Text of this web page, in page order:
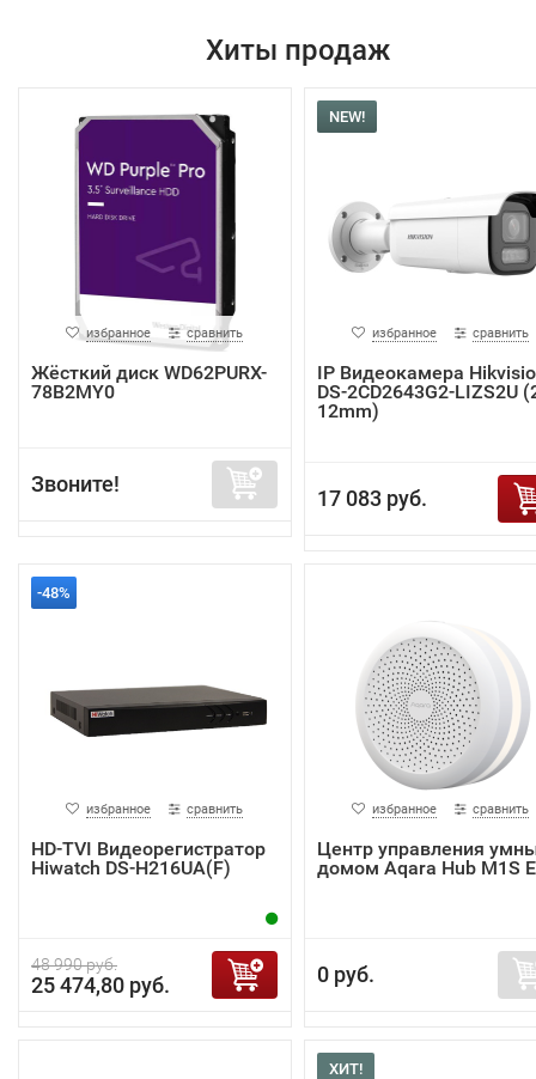
Хиты продаж
избранное сравнить
Жёсткий диск WD62PURX-
78B2MY0
Звоните!
NEW!
избранное сравнить
IP Видеокамера
DS-2CD2643G2-LIZS2U
12mm)
17 083 руб.
-48%
избранное сравнить
HD-TVI Видеорегистратор
Hiwatch DS-H216UA(F)
48 990 руб.
25 474,80 руб.
избранное сравнить
Центр управления
домом Aqara Hub M1S
0 руб.
ХИТ!